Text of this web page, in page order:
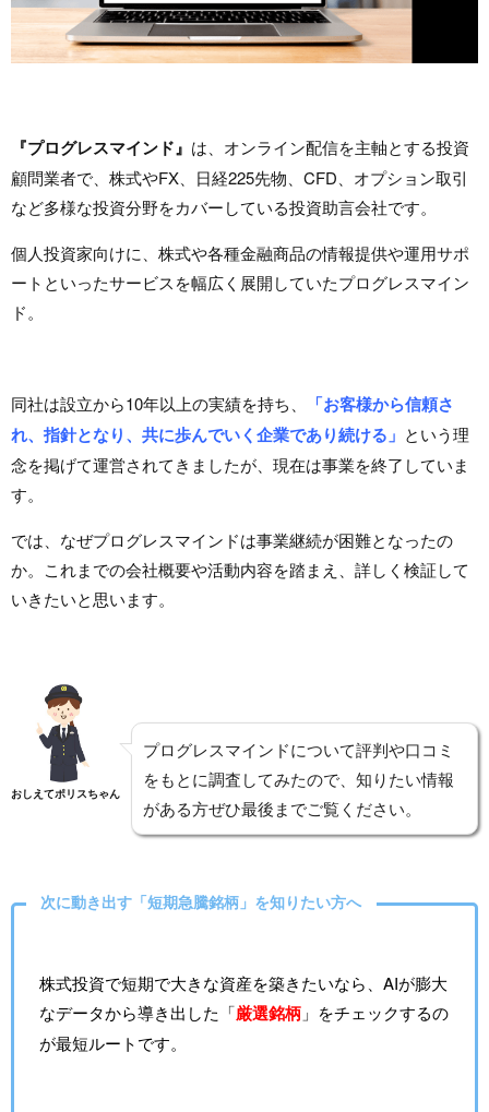
『プログレスマインド』 は、オンライン配信を主軸とする投資
顧問業者で、株式やFX、日経225先物、CFD、オプション取引
など多様な投資分野をカバーしている投資助言会社です。
個人投資家向けに、株式や各種金融商品の情報提供や運用サポ
ートといったサービスを幅広く展開していたプログレスマイン
ド。
同社は設立から10年以上の実績を持ち、
「お客様から信頼さ
れ、指針となり、共に歩んでいく企業であり続ける」 という理
念を掲げて運営されてきましたが、現在は事業を終了していま
す。
では、なぜプログレスマインドは事業継続が困難となったの
か。これまでの会社概要や活動内容を踏まえ、詳しく検証して
いきたいと思います。
おしえてポリスちゃん
プログレスマインドについて評判や口コミ
をもとに調査してみたので、知りたい情報
がある方ぜひ最後までご覧ください。
次に動き出す「短期急騰銘柄」を知りたい方へ
株式投資で短期で大きな資産を築きたいなら、AIが膨大
なデータから導き出した「厳選銘柄」をチェックするの
が最短ルートです。